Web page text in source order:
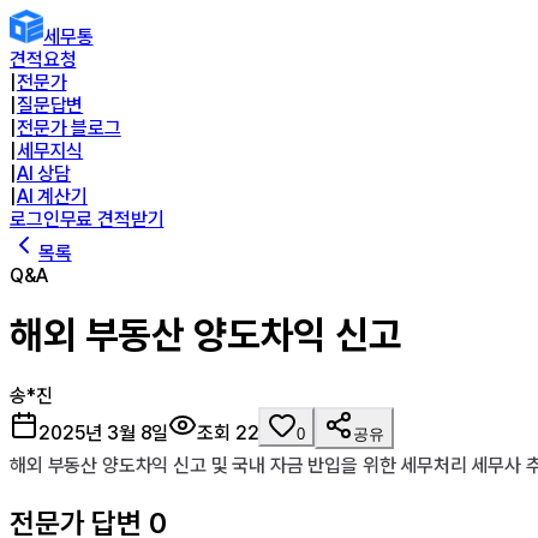
세무통
견적요청
전문가
질문답변
전문가 블로그
세무지식
AI 상담
AI 계산기
로그인무료 견적받기
목록
Q&A
해외 부동산 양도차익 신고
송*진
2025년 3월 8일
조회 22 0 공유
해외 부동산 양도차익 신고 및 국내 자금 반입을 위한 세무처리 세무사
전문가 답변 0